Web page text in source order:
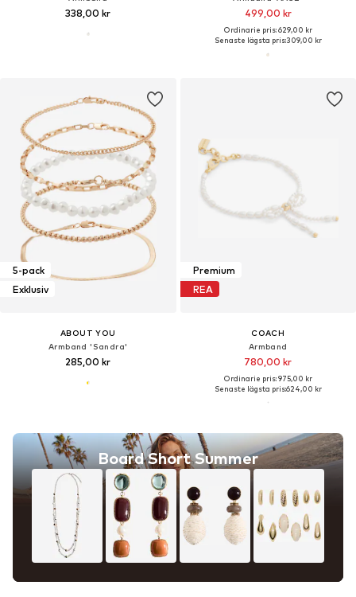
338,00 kr 499,00 kr
Ordinarie pris: 629,00 kr
Senaste lägsta pris:309,00 kr
5-pack
Exklusiv
ABOUT YOU
Armband 'Sandra'
285,00 kr
Board Short Summer
Premium
REA
COACH
Armband
780,00 kr
Ordinarie pris: 975,00 kr
Senaste lägsta pris:624,00 kr